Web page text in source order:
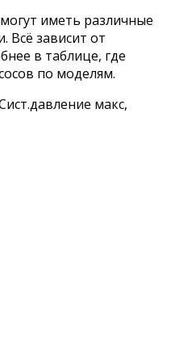
иметь различные
Всё зависит от
в таблице, где
по моделям.
макс,